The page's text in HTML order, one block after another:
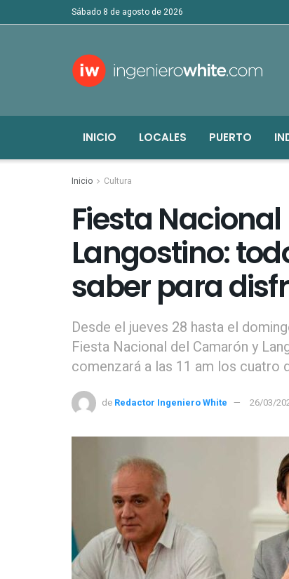
sábado 8 de agosto de 2026
INICIO LOCALES PUERTO
Inicio Cultura
Fiesta
Langostino:
saber para
Desde el jueves 28 hasta el
Fiesta Nacional del Camarón y
comenzará a las 11 am los cuatro
de Redactor Ingeniero White 26/03/